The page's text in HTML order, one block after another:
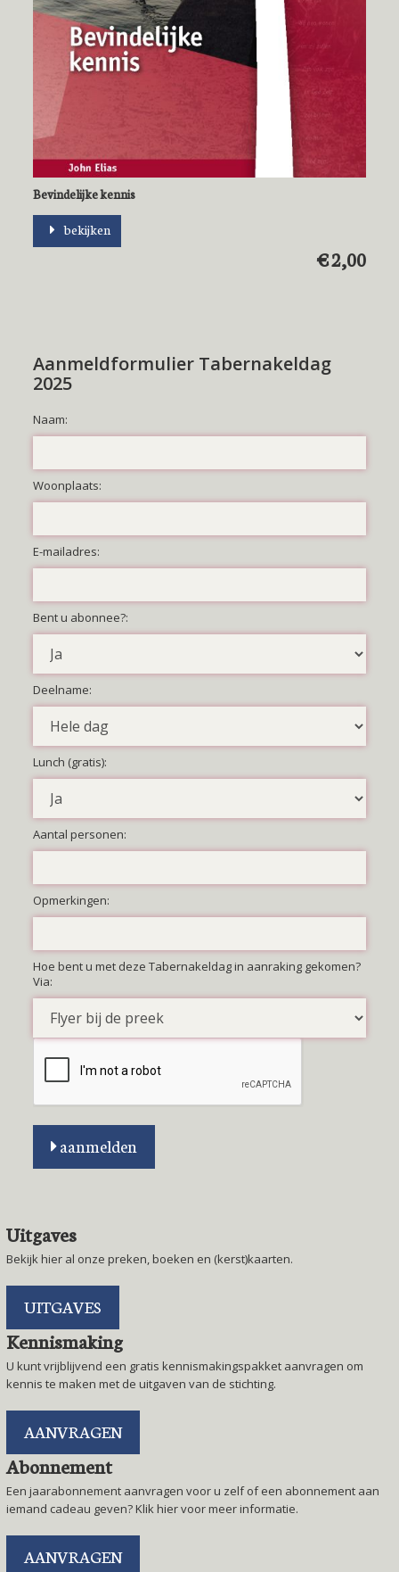
Bevindelijke kennis
bekijken
€ 2,00
Aanmeldformulier Tabernakeldag
2025
Naam:
Woonplaats:
E-mailadres:
Bent u abonnee?:
Deelname:
Lunch (gratis):
Aantal personen:
Opmerkingen:
Hoe bent u met deze Tabernakeldag in aanraking gekomen?
Via:
aanmelden
Uitgaves
Bekijk hier al onze preken, boeken en (kerst)kaarten.
UITGAVES
Kennismaking
U kunt vrijblijvend een gratis kennismakingspakket aanvragen om
kennis te maken met de uitgaven van de stichting.
AANVRAGEN
Abonnement
Een jaarabonnement aanvragen voor u zelf of een abonnement aan
iemand cadeau geven? Klik hier voor meer informatie.
AANVRAGEN